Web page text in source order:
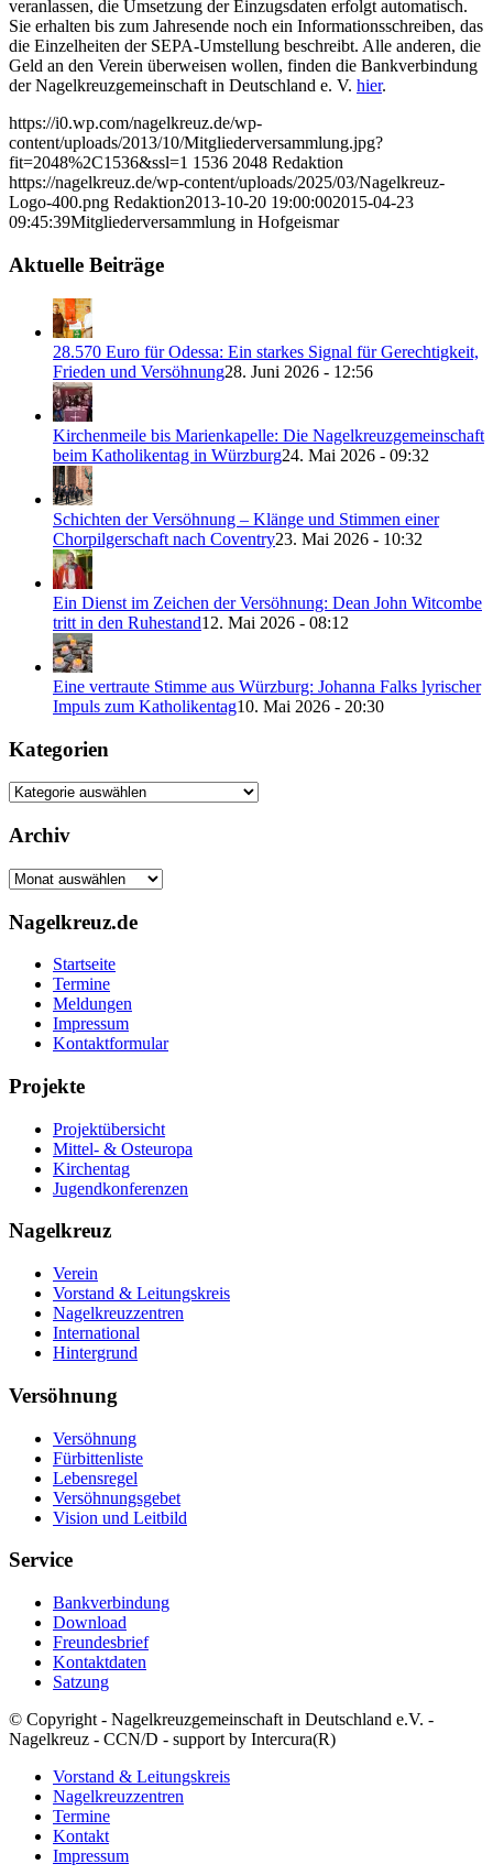
veranlassen, die Umsetzung der Einzugsdaten erfolgt automatisch.
Sie erhalten bis zum Jahresende noch ein Informationsschreiben, das
die Einzelheiten der SEPA-Umstellung beschreibt. Alle anderen, die
Geld an den Verein überweisen wollen, finden die Bankverbindung
der Nagelkreuzgemeinschaft in Deutschland e. V. hier.
https://i0.wp.com/nagelkreuz.de/wp-
content/uploads/2013/10/Mitgliederversammlung.jpg?
fit=2048%2C1536&ssl=1 1536 2048 Redaktion
https://nagelkreuz.de/wp-content/uploads/2025/03/Nagelkreuz-
Logo-400.png Redaktion2013-10-20 19:00:002015-04-23
09:45:39Mitgliederversammlung in Hofgeismar
Aktuelle Beiträge
28.570 Euro für Odessa: Ein starkes Signal für Gerechtigkeit,
Frieden und Versöhnung28. Juni 2026 - 12:56
Kirchenmeile bis Marienkapelle: Die Nagelkreuzgemeinschaft
beim Katholikentag in Würzburg24. Mai 2026 - 09:32
Schichten der Versöhnung – Klänge und Stimmen einer
Chorpilgerschaft nach Coventry23. Mai 2026 - 10:32
Ein Dienst im Zeichen der Versöhnung: Dean John Witcombe
tritt in den Ruhestand12. Mai 2026 - 08:12
Eine vertraute Stimme aus Würzburg: Johanna Falks lyrischer
Impuls zum Katholikentag10. Mai 2026 - 20:30
Kategorien
Kategorien
Archiv
Archiv
Nagelkreuz.de
Startseite
Termine
Meldungen
Impressum
Kontaktformular
Projekte
Projektübersicht
Mittel- & Osteuropa
Kirchentag
Jugendkonferenzen
Nagelkreuz
Verein
Vorstand & Leitungskreis
Nagelkreuzzentren
International
Hintergrund
Versöhnung
Versöhnung
Fürbittenliste
Lebensregel
Versöhnungsgebet
Vision und Leitbild
Service
Bankverbindung
Download
Freundesbrief
Kontaktdaten
Satzung
© Copyright - Nagelkreuzgemeinschaft in Deutschland e.V. -
Nagelkreuz - CCN/D - support by Intercura(R)
Vorstand & Leitungskreis
Nagelkreuzzentren
Termine
Kontakt
Impressum